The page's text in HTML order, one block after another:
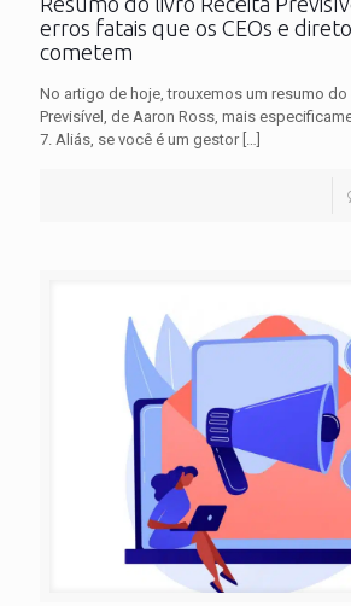
erros fatais que os CEOs e
cometem
No artigo de hoje, trouxemos um resumo do
Previsível, de Aaron Ross, mais
7. Aliás, se você é um gestor[…]